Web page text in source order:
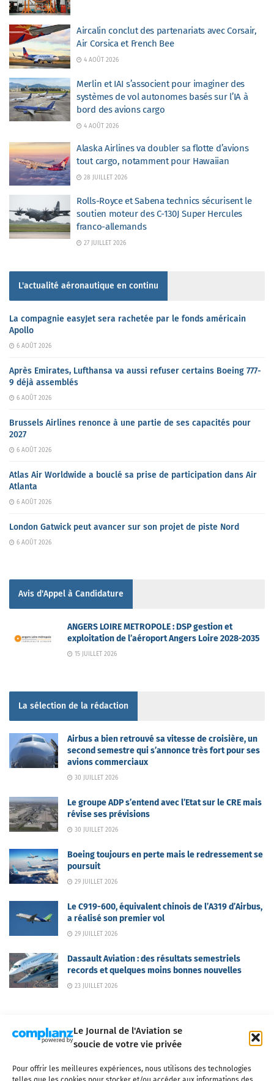
Le Journal de l'Aviation se
soucie de votre vie privée
Pour offrir les meilleures expériences, nous utilisons des technologies
Aircalin conclut des partenariats avec Corsair,
Air Corsica et French Bee
4 AOÛT 2026
Merlin et IAI s’associent pour imaginer des
systèmes de vol autonomes basés sur l’IA à
bord des avions cargo
4 AOÛT 2026
Alaska Airlines va doubler sa flotte d’avions
tout cargo, notamment pour Hawaiian
28 JUILLET 2026
Rolls-Royce et Sabena technics sécurisent le
soutien moteur des C-130J Super Hercules
franco-allemands
27 JUILLET 2026
L'actualité aéronautique en continu
La compagnie easyJet sera rachetée par le fonds américain
Apollo
6 AOÛT 2026
Après Emirates, Lufthansa va aussi refuser certains Boeing 777-
9 déjà assemblés
6 AOÛT 2026
Brussels Airlines renonce à une partie de ses capacités pour
2027
6 AOÛT 2026
Atlas Air Worldwide a bouclé sa prise de participation dans Air
Atlanta
6 AOÛT 2026
London Gatwick peut avancer sur son projet de piste Nord
6 AOÛT 2026
Avis d'Appel à Candidature
ANGERS LOIRE METROPOLE : DSP gestion et
exploitation de l’aéroport Angers Loire 2028-2035
15 JUILLET 2026
La sélection de la rédaction
Airbus a bien retrouvé sa vitesse de croisière, un
second semestre qui s’annonce très fort pour ses
avions commerciaux
30 JUILLET 2026
Le groupe ADP s’entend avec l’Etat sur le CRE mais
révise ses prévisions
30 JUILLET 2026
Boeing toujours en perte mais le redressement se
poursuit
29 JUILLET 2026
Le C919-600, équivalent chinois de l’A319 d’Airbus,
a réalisé son premier vol
29 JUILLET 2026
Dassault Aviation : des résultats semestriels
records et quelques moins bonnes nouvelles
23 JUILLET 2026
Qui sommes-nous ? Nous contacter Partenaires